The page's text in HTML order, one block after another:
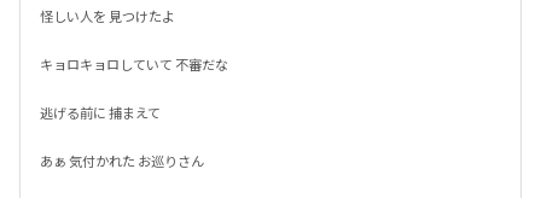
怪しい人を 見つけたよ
キョロキョロしていて 不審だな
逃げる前に 捕まえて
あぁ 気付かれた お巡りさん